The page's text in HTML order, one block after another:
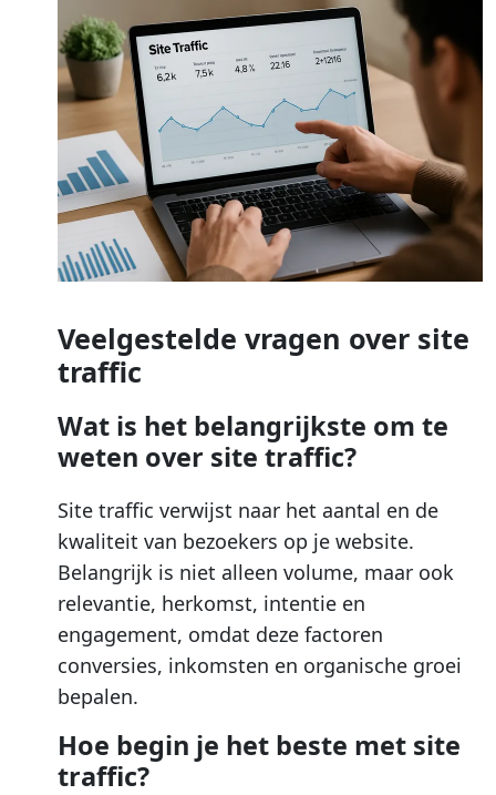
Veelgestelde vragen over site
traffic
Wat is het belangrijkste om te
weten over site traffic?
Site traffic verwijst naar het aantal en de
kwaliteit van bezoekers op je website.
Belangrijk is niet alleen volume, maar ook
relevantie, herkomst, intentie en
engagement, omdat deze factoren
conversies, inkomsten en organische groei
bepalen.
Hoe begin je het beste met site
traffic?